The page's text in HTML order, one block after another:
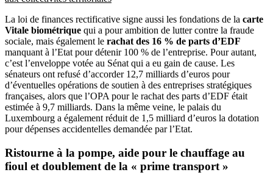
La loi de finances rectificative signe aussi les fondations de la carte
Vitale biométrique qui a pour ambition de lutter contre la fraude
sociale, mais également le rachat des 16 % de parts d’EDF
manquant à l’Etat pour détenir 100 % de l’entreprise. Pour autant,
c’est l’enveloppe votée au Sénat qui a eu gain de cause. Les
sénateurs ont refusé d’accorder 12,7 milliards d’euros pour
d’éventuelles opérations de soutien à des entreprises stratégiques
françaises, alors que l’OPA pour le rachat des parts d’EDF était
estimée à 9,7 milliards. Dans la même veine, le palais du
Luxembourg a également réduit de 1,5 milliard d’euros la dotation
pour dépenses accidentelles demandée par l’Etat.
Ristourne à la pompe, aide pour le chauffage au
fioul et doublement de la « prime transport »